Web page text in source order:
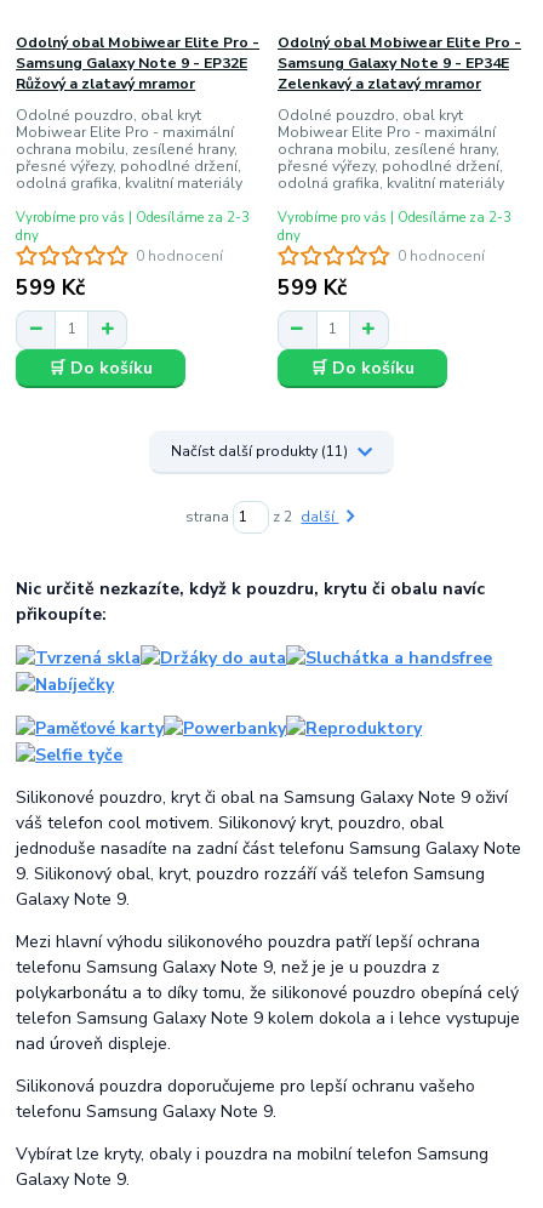
0 hodnocení
Odolný obal Mobiwear Elite Pro -
Samsung Galaxy Note 9 - EP32E
Růžový a zlatavý mramor
Odolné pouzdro, obal kryt
Mobiwear Elite Pro - maximální
ochrana mobilu, zesílené hrany,
přesné výřezy, pohodlné držení,
odolná grafika, kvalitní materiály
599 Kč
Vyrobíme pro vás | Odesíláme za 2-3
dny
🛒 Do košíku
0 hodnocení
Odolný obal Mobiwear Elite Pro -
Samsung Galaxy Note 9 - EP34E
Zelenkavý a zlatavý mramor
Odolné pouzdro, obal kryt
Mobiwear Elite Pro - maximální
ochrana mobilu, zesílené hrany,
přesné výřezy, pohodlné držení,
odolná grafika, kvalitní materiály
599 Kč
Vyrobíme pro vás | Odesíláme za 2-3
dny
🛒 Do košíku
Načíst další produkty (11)
strana z 2 další
Nic určitě nezkazíte, když k pouzdru, krytu či obalu navíc
přikoupíte:
Silikonové pouzdro, kryt či obal na Samsung Galaxy Note 9 oživí
váš telefon cool motivem. Silikonový kryt, pouzdro, obal
jednoduše nasadíte na zadní část telefonu Samsung Galaxy Note
9. Silikonový obal, kryt, pouzdro rozzáří váš telefon Samsung
Galaxy Note 9.
Mezi hlavní výhodu silikonového pouzdra patří lepší ochrana
telefonu Samsung Galaxy Note 9, než je je u pouzdra z
polykarbonátu a to díky tomu, že silikonové pouzdro obepíná celý
telefon Samsung Galaxy Note 9 kolem dokola a i lehce vystupuje
nad úroveň displeje.
Silikonová pouzdra doporučujeme pro lepší ochranu vašeho
telefonu Samsung Galaxy Note 9.
Vybírat lze kryty, obaly i pouzdra na mobilní telefon Samsung
Galaxy Note 9.